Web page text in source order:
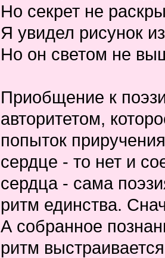
Но секрет не
Я увидел рисунок
Но он светом не
Приобщение к
авторитетом,
попыток
сердце - то нет и
сердца - сама
ритм единства.
А собранное
ритм